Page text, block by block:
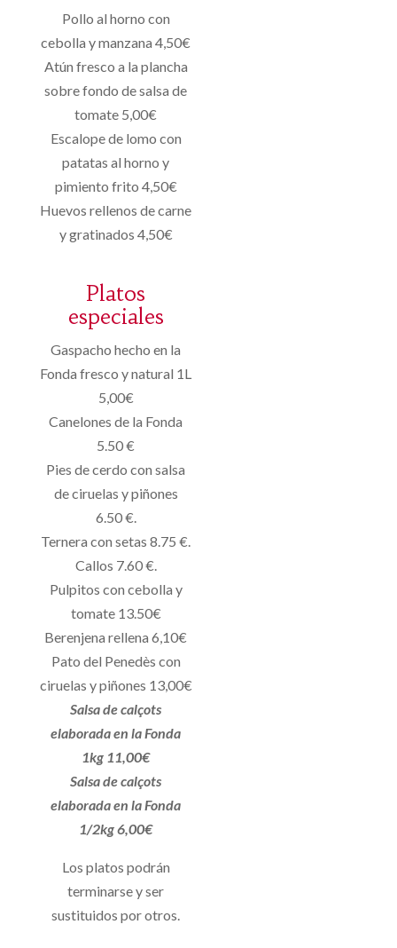
Pollo al horno con
cebolla y manzana 4,50€
Atún fresco a la plancha
sobre fondo de salsa de
tomate 5,00€
Escalope de lomo con
patatas al horno y
pimiento frito 4,50€
Huevos rellenos de carne
y gratinados 4,50€
Platos
especiales
Gaspacho hecho en la
Fonda fresco y natural 1L
5,00€
Canelones de la Fonda
5.50 €
Pies de cerdo con salsa
de ciruelas y piñones
6.50 €.
Ternera con setas 8.75 €.
Callos 7.60 €.
Pulpitos con cebolla y
tomate 13.50€
Berenjena rellena 6,10€
Pato del Penedès con
ciruelas y piñones 13,00€
Salsa de calçots
elaborada en la Fonda
1kg 11,00€
Salsa de calçots
elaborada en la Fonda
1/2kg 6,00€
Los platos podrán
terminarse y ser
sustituidos por otros.